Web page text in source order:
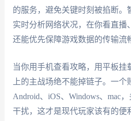
的服务，避免关键时刻被掐断。
实时分析网络状况，在你看直播
还能优先保障游戏数据的传输流
当你用手机查看攻略，用平板挂
上的主战场绝不能掉链子。一个
Android、iOS、Windows、mac
干扰，这才是现代玩家该有的便